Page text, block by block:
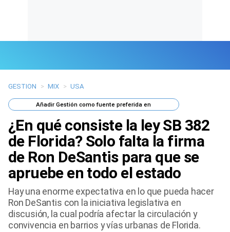
Últimas Noticias
Mi Bolsillo
Respuestas
Gente
Vida Laboral
Tendencias Mix
Sports
GESTION > MIX > USA
AñadirGestión como fuente preferida en
¿En qué consiste la ley SB 382
de Florida? Solo falta la firma
de Ron DeSantis para que se
apruebe en todo el estado
Hay una enorme expectativa en lo que pueda hacer
Ron DeSantis con la iniciativa legislativa en
discusión, la cual podría afectar la circulación y
convivencia en barrios y vías urbanas de Florida.